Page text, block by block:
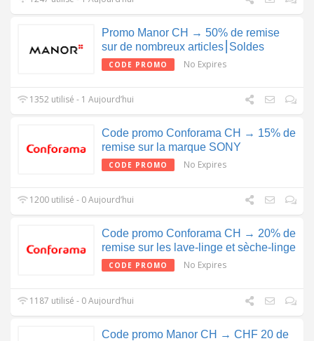
Promo Manor CH → 50% de remise
sur de nombreux articles⎮Soldes
CODE PROMO No Expires
1352 utilisé - 1 Aujourd’hui
Code promo Conforama CH → 15% de
remise sur la marque SONY
CODE PROMO No Expires
1200 utilisé - 0 Aujourd’hui
Code promo Conforama CH → 20% de
remise sur les lave-linge et sèche-linge
CODE PROMO No Expires
1187 utilisé - 0 Aujourd’hui
Code promo Manor CH → CHF 20 de